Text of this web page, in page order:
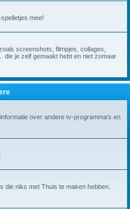
mee!
screenshots, filmpjes, collages,
die je zelf gemaakt hebt en niet zomaar
over andere tv-programma's en
die niks met Thuis te maken hebben.